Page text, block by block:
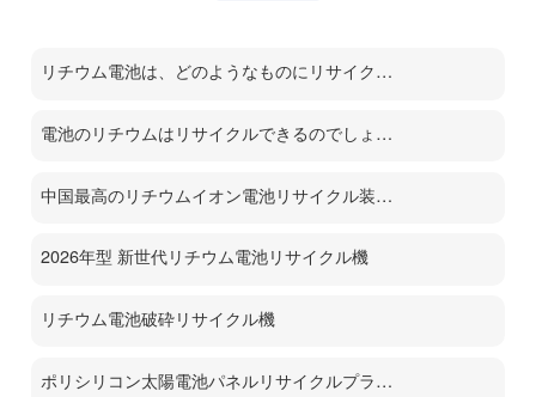
リチウム電池は、どのようなものにリサイクルされるのでしょうか？
電池のリチウムはリサイクルできるのでしょうか？
中国最高のリチウムイオン電池リサイクル装置メーカー
2026年型 新世代リチウム電池リサイクル機
リチウム電池破砕リサイクル機
ポリシリコン太陽電池パネルリサイクルプラント